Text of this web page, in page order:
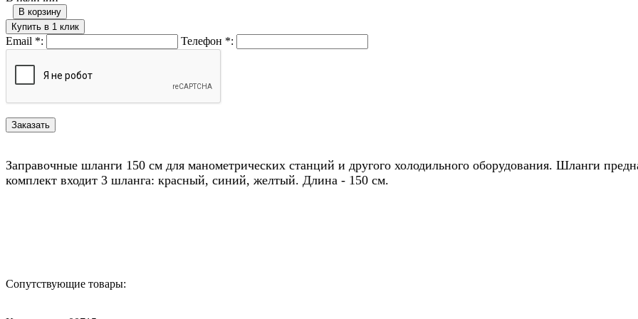
В корзину
Купить в 1 клик
Email *: Телефон *:
Заправочные шланги 150 см для манометрических станций и другого холодильного оборудования. Шланги
комплект входит 3 шланга: красный, синий, желтый. Длина - 150 см.
Сопутствующие товары: